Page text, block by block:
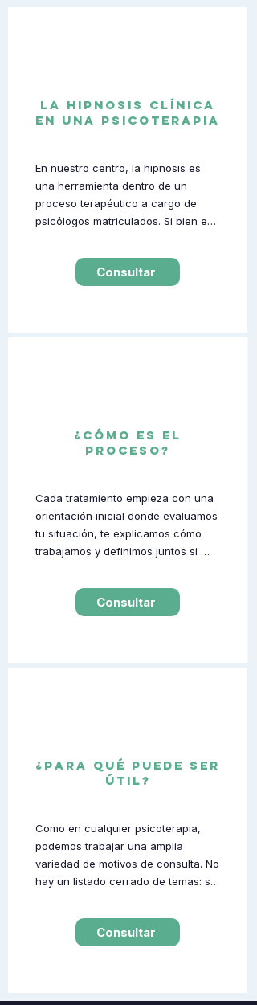
LA HIPNOSIS CLÍNICA
EN UNA PSICOTERAPIA
En nuestro centro, la hipnosis es
una herramienta dentro de un
proceso terapéutico a cargo de
psicólogos matriculados. Si bien en
recurso central del abordaje, cada
tratamiento se adapta a la persona:
trabajo real entre paciente y
terapeuta.
Consultar
¿cómo es el
proceso?
Cada tratamiento empieza con una
orientación inicial donde evaluamos
tu situación, te explicamos cómo
trabajamos y definimos juntos si
que estás buscando.
Consultar
¿para qué puede ser
útil?
Como en cualquier psicoterapia,
podemos trabajar una amplia
variedad de motivos de consulta. No
hay un listado cerrado de temas: si
afectando, vale la pena conversarlo
en la orientación inicial.
Consultar